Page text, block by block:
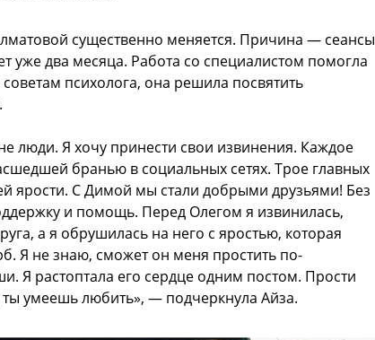
существенно меняется. Причина — сеансы
уже два месяца. Работа со специалистом помогла
психолога, она решила посвятить
люди. Я хочу принести свои извинения. Каждое
бранью в социальных сетях. Трое главных
ярости. С Димой мы стали добрыми друзьями! Без
и помощь. Перед Олегом я извинилась,
а я обрушилась на него с яростью, которая
Я не знаю, сможет он меня простить по-
Я растоптала его сердце одним постом. Прости
умеешь любить», — подчеркнула Айза.